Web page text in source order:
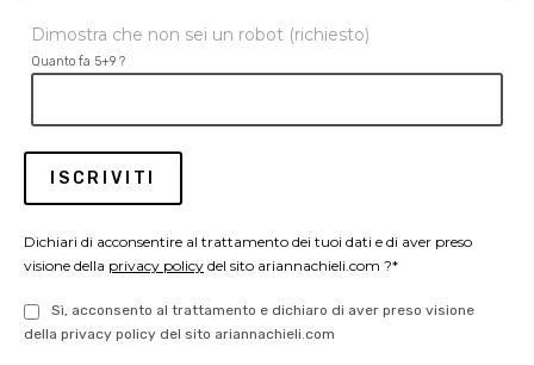
Dimostra che non sei un robot (richiesto)
Quanto fa 5+9 ?
Dichiari di acconsentire al trattamento dei tuoi dati e di aver preso
visione della privacy policy del sito ariannachieli.com ?*
Sì, acconsento al trattamento e dichiaro di aver preso visione
della privacy policy del sito ariannachieli.com